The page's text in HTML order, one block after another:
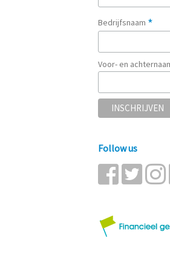
Bedrijfsnaam *
Voor- en
Follow us